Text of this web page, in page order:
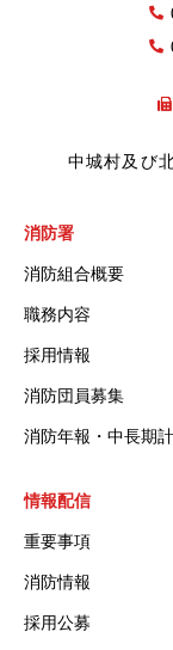
中城村及び
消防署
消防組合概要
職務内容
採用情報
消防団員募集
消防年報・中長期
情報配信
重要事項
消防情報
採用公募